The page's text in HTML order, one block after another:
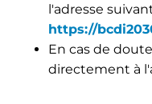
l'adresse
https://
En cas de
directement à